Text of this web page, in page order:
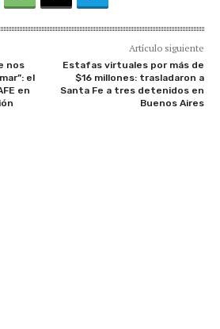
nos
el
en
Artículo siguiente
Estafas virtuales por más de
$16 millones: trasladaron a
Santa Fe a tres detenidos en
Buenos Aires